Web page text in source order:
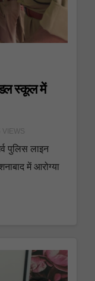
स्कूल में
VIEWS
पुलिस लाइन
में आरोग्या